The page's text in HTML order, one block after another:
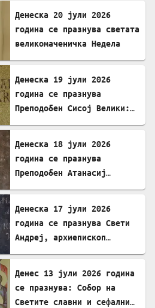
Денеска 20 јули 2026
година се празнува светата
великомаченичка Недела
Денеска 19 јули 2026
година се празнува
Преподобен Сисој Велики:
мртви
Денеска 18 јули 2026
година се празнува
Преподобен Атанасиј
Денеска 17 јули 2026
година се празнува Свети
Андреј, архиепископ
Денес 13 јули 2026 година
се празнува: Собор на
Светите славни и сефални